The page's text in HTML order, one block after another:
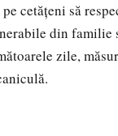
cetățeni să
din
zile,